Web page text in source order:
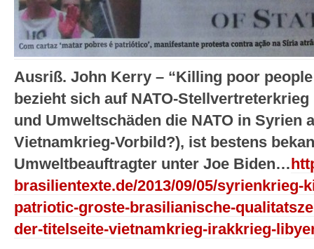
Ausriß. John Kerry – “Killing poor
bezieht sich auf NATO-
und Umweltschäden die NATO in Syrien
Vietnamkrieg-Vorbild?), ist bestens
Umweltbeauftragter unter Joe Biden…
brasilientexte.de/2013/09/05/syrienkrieg-
patriotic-groste-brasilianische-
der-titelseite-vietnamkrieg-irakkrieg-